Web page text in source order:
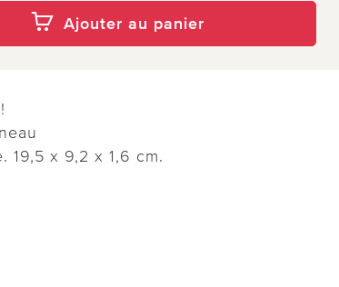
Ajouter au panier
19,5 x 9,2 x 1,6 cm.